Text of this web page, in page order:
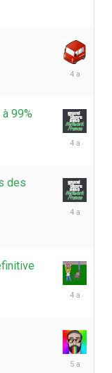
17
99%
des
19
16